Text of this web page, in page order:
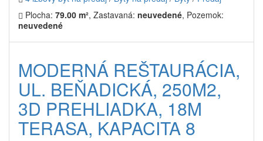
Plocha: 79.00 m², Zastavaná: neuvedené, Pozemok:
neuvedené
MODERNÁ REŠTAURÁCIA,
UL. BEŇADICKÁ, 250M2,
3D PREHLIADKA, 18M
TERASA, KAPACITA 8